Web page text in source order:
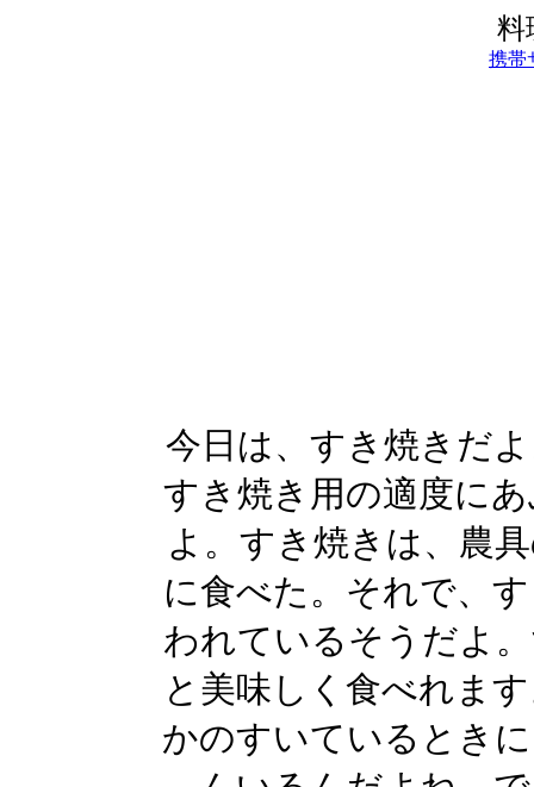
料
携帯
今日は、すき焼きだ
すき焼き用の適度に
よ。すき焼きは、農
に食べた。それで、
われているそうだよ
と美味しく食べれま
かのすいているとき